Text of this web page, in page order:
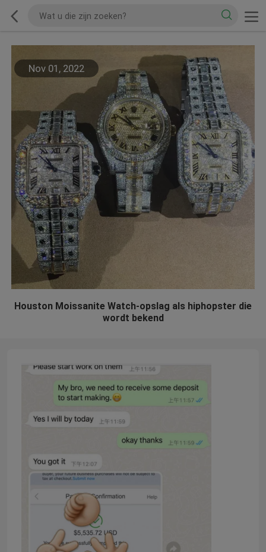
Nov 01, 2022
Houston Moissanite Watch-opslag als hiphopster die
wordt bekend